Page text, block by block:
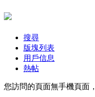
搜尋
版塊列表
用戶信息
熱帖
您訪問的頁面無手機頁面